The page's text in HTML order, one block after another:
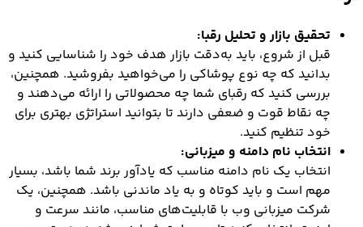
تحقیق بازار و تحلیل رقبا:
قبل از شروع، باید به‌دقت بازار هدف خود را شناسایی کنید و
بدانید که چه نوع پوشاکی را می‌خواهید بفروشید. همچنین،
بررسی کنید که رقبای شما چه محصولاتی را ارائه می‌دهند و
چه نقاط قوت و ضعفی دارند تا بتوانید استراتژی بهتری برای
خود تنظیم کنید.
انتخاب نام دامنه و میزبانی:
انتخاب یک نام دامنه مناسب که یادآور برند شما باشد، بسیار
مهم است و باید کوتاه و به یاد ماندنی باشد. همچنین، یک
شرکت میزبانی وب با قابلیت‌های مناسب، مانند سرعت و